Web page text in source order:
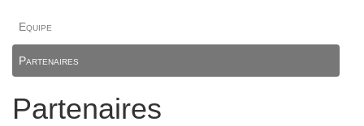
Equipe
Partenaires
Partenaires